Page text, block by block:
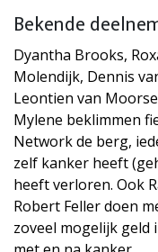
Bekende
Dyantha Brooks,
Molendijk, Dennis
Leontien van
Mylene beklimmen
Network de berg,
zelf kanker heeft
heeft verloren. Ook
Robert Feller doen
zoveel mogelijk geld